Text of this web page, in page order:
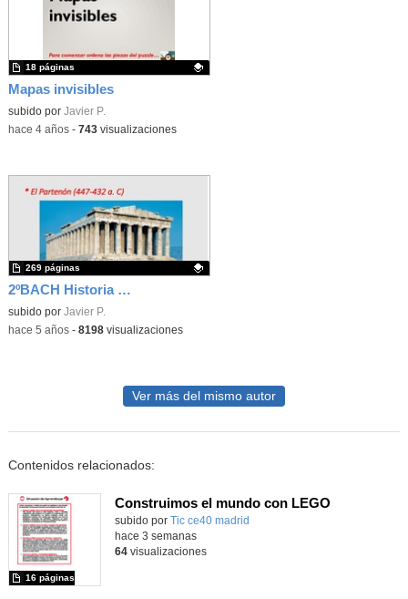
Mapas invisibles
Contenido educativo.
subido por Javier P.
18 páginas
-hace 4 años- 743visualizaciones
2ºBACH Historia del Arte Obras obligatorias EvAU 2020-2021
Contenido educativo.
subido por Javier P.
269 páginas
-hace 5 años- 8198visualizaciones
Ver más del mismo autor
Contenidos relacionados:
Construimos el mundo con LEGO
subido por Tic ce40 madrid
16 páginas
hace 3 semanas
64visualizaciones